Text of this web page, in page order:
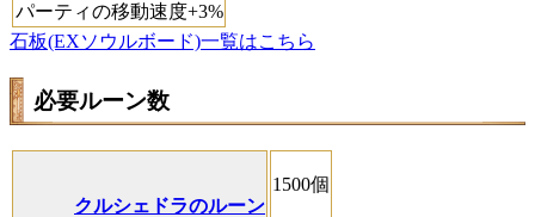
パーティの移動速度+3%
石板(EXソウルボード)一覧はこちら
必要ルーン数
クルシェドラのルーン
1500個